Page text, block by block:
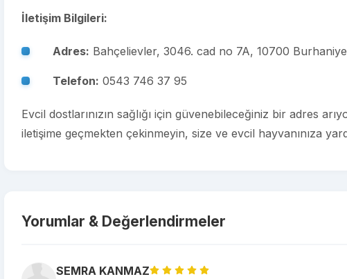
İletişim Bilgileri:
Adres: Bahçelievler, 3046. cad no 7A, 10700
Telefon: 0543 746 37 95
Evcil dostlarınızın sağlığı için güvenebileceğiniz bir adres
iletişime geçmekten çekinmeyin, size ve evcil hayvanınıza
Yorumlar & Değerlendirmeler
SEMRA KANMAZ